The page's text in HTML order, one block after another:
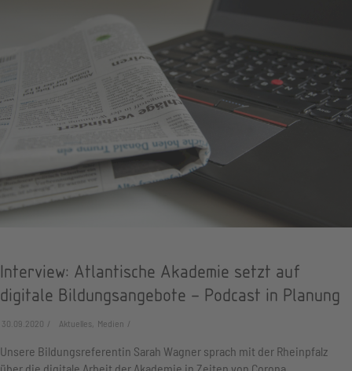
Interview: Atlantische Akademie setzt auf
digitale Bildungsangebote – Podcast in Planung
30.09.2020 Aktuelles, Medien
Unsere Bildungsreferentin Sarah Wagner sprach mit der Rheinpfalz